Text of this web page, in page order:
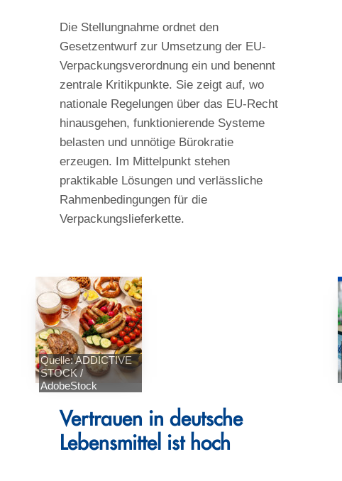
Die Stellungnahme ordnet den
Gesetzentwurf zur Umsetzung der EU-
Verpackungsverordnung ein und benennt
zentrale Kritikpunkte. Sie zeigt auf, wo
nationale Regelungen über das EU-Recht
hinausgehen, funktionierende Systeme
belasten und unnötige Bürokratie
erzeugen. Im Mittelpunkt stehen
praktikable Lösungen und verlässliche
Rahmenbedingungen für die
Verpackungslieferkette.
Quelle: ADDICTIVE
STOCK /
AdobeStock
Vertrauen in deutsche
Lebensmittel ist hoch